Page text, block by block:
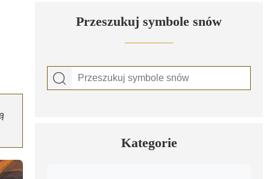
Przeszukuj symbole snów
Kategorie